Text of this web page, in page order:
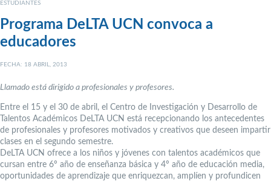
ESTUDIANTES
Programa DeLTA UCN convoca a
educadores
FECHA: 18 ABRIL, 2013
Llamado está dirigido a profesionales y profesores.
Entre el 15 y el 30 de abril, el Centro de Investigación y Desarrollo de
Talentos Académicos DeLTA UCN está recepcionando los antecedentes
de profesionales y profesores motivados y creativos que deseen impartir
clases en el segundo semestre.
DeLTA UCN ofrece a los niños y jóvenes con talentos académicos que
cursan entre 6º año de enseñanza básica y 4º año de educación media,
oportunidades de aprendizaje que enriquezcan, amplíen y profundicen